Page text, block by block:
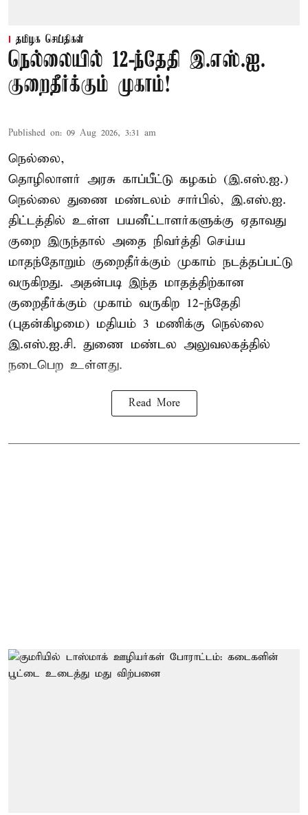
தமிழக செய்திகள்
நெல்லையில் 12-ந்தேதி இ.எஸ்.ஐ.
குறைதீர்க்கும் முகாம்!
Published on: 09 Aug 2026, 3:31 am
நெல்லை,
தொழிலாளர் அரசு காப்பீட்டு கழகம் (இ.எஸ்.ஐ.)
நெல்லை துணை மண்டலம் சார்பில், இ.எஸ்.ஐ.
திட்டத்தில் உள்ள பயனீட்டாளர்களுக்கு ஏதாவது
குறை இருந்தால் அதை நிவர்த்தி செய்ய
மாதந்தோறும் குறைதீர்க்கும் முகாம் நடத்தப்பட்டு
வருகிறது. அதன்படி இந்த மாதத்திற்கான
குறைதீர்க்கும் முகாம் வருகிற 12-ந்தேதி
(புதன்கிழமை) மதியம் 3 மணிக்கு நெல்லை
இ.எஸ்.ஐ.சி. துணை மண்டல அலுவலகத்தில்
நடைபெற உள்ளது.
Read More